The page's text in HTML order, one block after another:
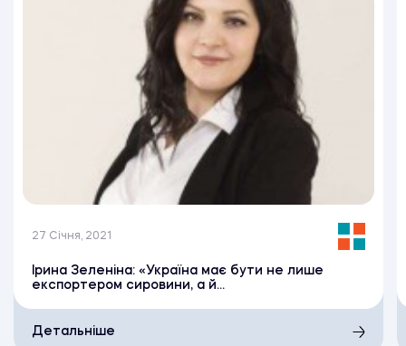
27 Січня, 2021
Ірина Зеленіна: «Україна має бути не лише
експортером сировини, а й...
Детальніше